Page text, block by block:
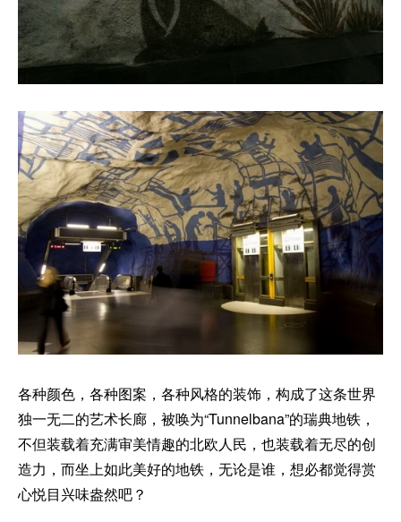
各种颜色，各种图案，各种风格的装饰，构成了这条世界
独一无二的艺术长廊，被唤为“Tunnelbana”的瑞典地铁，
不但装载着充满审美情趣的北欧人民，也装载着无尽的创
造力，而坐上如此美好的地铁，无论是谁，想必都觉得赏
心悦目兴味盎然吧？